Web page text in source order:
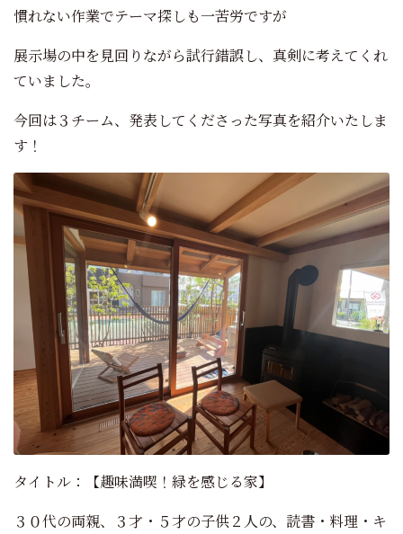
慣れない作業でテーマ探しも一苦労ですが
展示場の中を見回りながら試行錯誤し、真剣に考えてくれ
ていました。
今回は３チーム、発表してくださった写真を紹介いたしま
す！
タイトル：【趣味満喫！緑を感じる家】
３０代の両親、３才・５才の子供２人の、読書・料理・キ